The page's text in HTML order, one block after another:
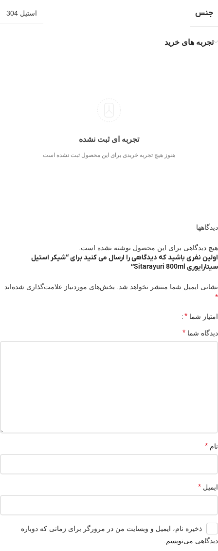
جنس استیل 304
تجربه های خرید
تجربه ای ثبت نشده
هنوز هیچ تجربه خریدی برای این محصول ثبت نشده است
دیدگاهها
هیچ دیدگاهی برای این محصول نوشته نشده است.
اولین نفری باشید که دیدگاهی را ارسال می کنید برای “شیکر استیل
سیتارایوری Sitarayuri 800ml”
نشانی ایمیل شما منتشر نخواهد شد. بخش‌های موردنیاز علامت‌گذاری شده‌اند
*
امتیاز شما *
دیدگاه شما *
نام *
ایمیل *
ذخیره نام، ایمیل و وبسایت من در مرورگر برای زمانی که دوباره
دیدگاهی می‌نویسم.